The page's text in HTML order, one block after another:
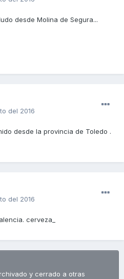
desde Molina de Segura...
del 2016
desde la provincia de Toledo .
del 2016
cerveza_
y cerrado a otras